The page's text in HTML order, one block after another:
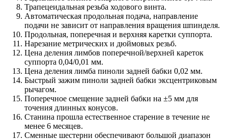
Трапецеидальная резьба ходового винта.
Автоматическая продольная подача, направление
подачи не зависит от направления вращения шпинделя.
Продольная, поперечная и верхняя каретки суппорта.
Нарезание метрических и дюймовых резьб.
Цена деления лимбов поперечной/верхней кареток
суппорта 0,04/0,01 мм.
Цена деления лимба пиноли задней бабки 0,02 мм.
Быстрый зажим пиноли задней бабки эксцентриковым
рычагом.
Поперечное смещение задней бабки на ±5 мм для
точения длинных конусов.
Станина прошла естественное старение в течение не
менее 6 месяцев.
Сменные шестерни обеспечивают большой диапазон